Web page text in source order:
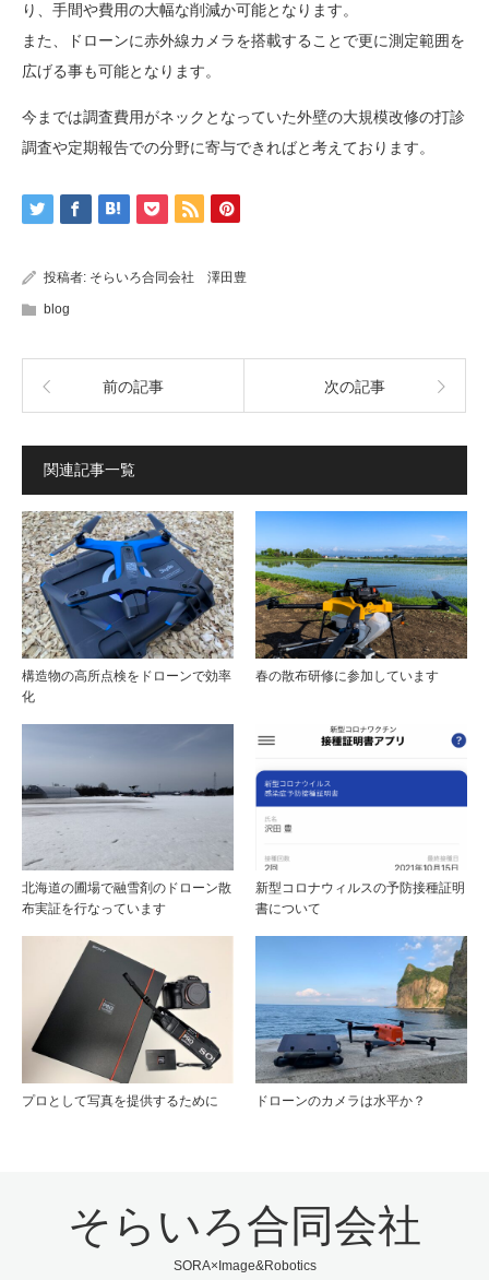
り、手間や費用の大幅な削減か可能となります。
また、ドローンに赤外線カメラを搭載することで更に測定範囲を
広げる事も可能となります。
今までは調査費用がネックとなっていた外壁の大規模改修の打診
調査や定期報告での分野に寄与できればと考えております。
投稿者: そらいろ合同会社 澤田豊
blog
前の記事 次の記事
関連記事一覧
構造物の高所点検をドローンで効率
化
春の散布研修に参加しています
北海道の圃場で融雪剤のドローン散
布実証を行なっています
新型コロナウィルスの予防接種証明
書について
プロとして写真を提供するために ドローンのカメラは水平か？
そらいろ合同会社
SORA×Image&Robotics